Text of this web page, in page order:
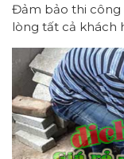
Đảm bảo thi công
lòng tất cả khách